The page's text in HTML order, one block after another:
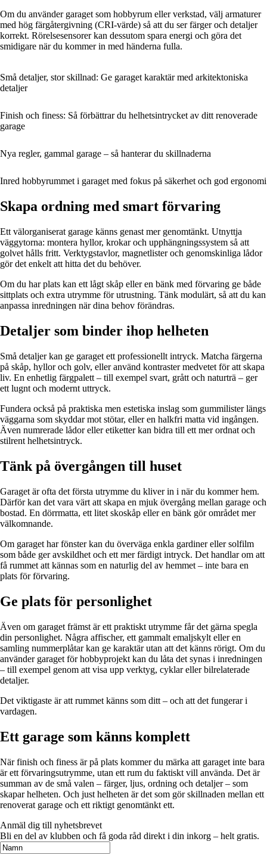
Om du använder garaget som hobbyrum eller verkstad, välj armaturer
med hög färgåtergivning (CRI-värde) så att du ser färger och detaljer
korrekt. Rörelsesensorer kan dessutom spara energi och göra det
smidigare när du kommer in med händerna fulla.
Små detaljer, stor skillnad: Ge garaget karaktär med arkitektoniska
detaljer
Finish och finess: Så förbättrar du helhetsintrycket av ditt renoverade
garage
Nya regler, gammal garage – så hanterar du skillnaderna
Inred hobbyrummet i garaget med fokus på säkerhet och god ergonomi
Skapa ordning med smart förvaring
Ett välorganiserat garage känns genast mer genomtänkt. Utnyttja
väggytorna: montera hyllor, krokar och upphängningssystem så att
golvet hålls fritt. Verktygstavlor, magnetlister och genomskinliga lådor
gör det enkelt att hitta det du behöver.
Om du har plats kan ett lågt skåp eller en bänk med förvaring ge både
sittplats och extra utrymme för utrustning. Tänk modulärt, så att du kan
anpassa inredningen när dina behov förändras.
Detaljer som binder ihop helheten
Små detaljer kan ge garaget ett professionellt intryck. Matcha färgerna
på skåp, hyllor och golv, eller använd kontraster medvetet för att skapa
liv. En enhetlig färgpalett – till exempel svart, grått och naturträ – ger
ett lugnt och modernt uttryck.
Fundera också på praktiska men estetiska inslag som gummilister längs
väggarna som skyddar mot stötar, eller en halkfri matta vid ingången.
Även numrerade lådor eller etiketter kan bidra till ett mer ordnat och
stilrent helhetsintryck.
Tänk på övergången till huset
Garaget är ofta det första utrymme du kliver in i när du kommer hem.
Därför kan det vara värt att skapa en mjuk övergång mellan garage och
bostad. En dörrmatta, ett litet skoskåp eller en bänk gör området mer
välkomnande.
Om garaget har fönster kan du överväga enkla gardiner eller solfilm
som både ger avskildhet och ett mer färdigt intryck. Det handlar om att
få rummet att kännas som en naturlig del av hemmet – inte bara en
plats för förvaring.
Ge plats för personlighet
Även om garaget främst är ett praktiskt utrymme får det gärna spegla
din personlighet. Några affischer, ett gammalt emaljskylt eller en
samling nummerplåtar kan ge karaktär utan att det känns rörigt. Om du
använder garaget för hobbyprojekt kan du låta det synas i inredningen
– till exempel genom att visa upp verktyg, cyklar eller bilrelaterade
detaljer.
Det viktigaste är att rummet känns som ditt – och att det fungerar i
vardagen.
Ett garage som känns komplett
När finish och finess är på plats kommer du märka att garaget inte bara
är ett förvaringsutrymme, utan ett rum du faktiskt vill använda. Det är
summan av de små valen – färger, ljus, ordning och detaljer – som
skapar helheten. Och just helheten är det som gör skillnaden mellan ett
renoverat garage och ett riktigt genomtänkt ett.
Anmäl dig till nyhetsbrevet
Bli en del av klubben och få goda råd direkt i din inkorg – helt gratis.